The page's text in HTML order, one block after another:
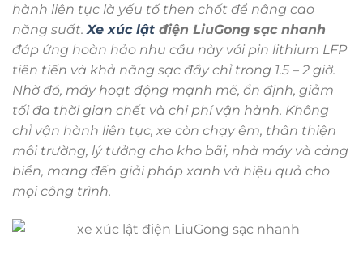
hành liên tục là yếu tố then chốt để nâng cao
năng suất. Xe xúc lật điện LiuGong sạc nhanh
đáp ứng hoàn hảo nhu cầu này với pin lithium LFP
tiên tiến và khả năng sạc đầy chỉ trong 1.5 – 2 giờ.
Nhờ đó, máy hoạt động mạnh mẽ, ổn định, giảm
tối đa thời gian chết và chi phí vận hành. Không
chỉ vận hành liên tục, xe còn chạy êm, thân thiện
môi trường, lý tưởng cho kho bãi, nhà máy và cảng
biển, mang đến giải pháp xanh và hiệu quả cho
mọi công trình.